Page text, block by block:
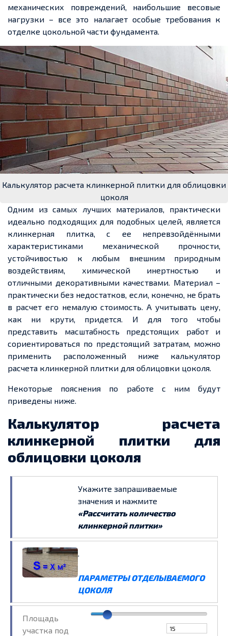
механических повреждений, наибольшие весовые
нагрузки – все это налагает особые требования к
отделке цокольной части фундамента.
Калькулятор расчета клинкерной плитки для облицовки
цоколя
Одним из самых лучших материалов, практически
идеально подходящих для подобных целей, является
клинкерная плитка, с ее непревзойдёнными
характеристиками механической прочности,
устойчивостью к любым внешним природным
воздействиям, химической инертностью и
отличными декоративными качествами. Материал –
практически без недостатков, если, конечно, не брать
в расчет его немалую стоимость. А учитывать цену,
как ни крути, придется. И для того чтобы
представить масштабность предстоящих работ и
сориентироваться по предстоящий затратам, можно
применить расположенный ниже калькулятор
расчета клинкерной плитки для облицовки цоколя.
Некоторые пояснения по работе с ним будут
приведены ниже.
Калькулятор расчета
клинкерной плитки для
облицовки цоколя
Укажите запрашиваемые
значения и нажмите
«Рассчитать количество
клинкерной плитки»
.
ПАРАМЕТРЫ ОТДЕЛЫВАЕМОГО
ЦОКОЛЯ
Площадь
участка под